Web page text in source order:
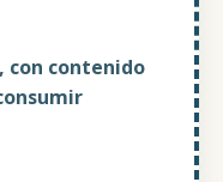
contenido